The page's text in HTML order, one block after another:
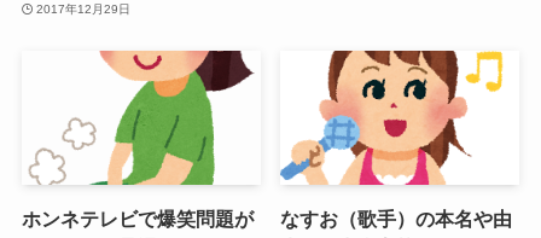
2017年12月29日
ホンネテレビで爆笑問題が
なすお（歌手）の本名や由